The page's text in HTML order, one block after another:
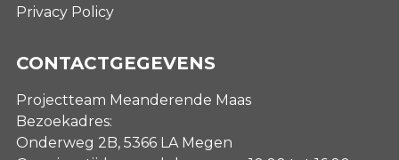
Privacy Policy
CONTACTGEGEVENS
Projectteam Meanderende Maas
Bezoekadres:
Onderweg 2B, 5366 LA Megen